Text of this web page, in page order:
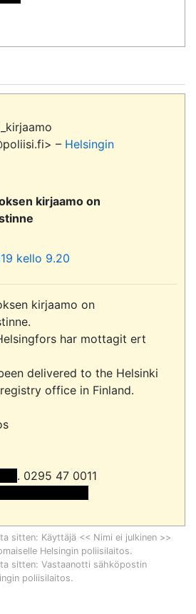
– Helsingin
kirjaamo on
kello 9.20
kirjaamo on
har mottagit ert
delivered to the Helsinki
office in Finland.
. 0295 47 0011
sitten: Käyttäjä << Nimi ei julkinen >>
Helsingin poliisilaitos.
sitten: Vastaanotti sähköpostin
poliisilaitos.